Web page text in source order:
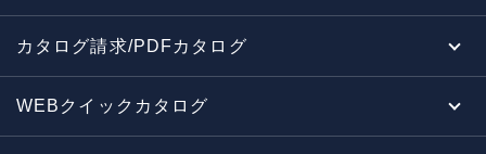
カタログ請求/PDFカタログ
WEBクイックカタログ